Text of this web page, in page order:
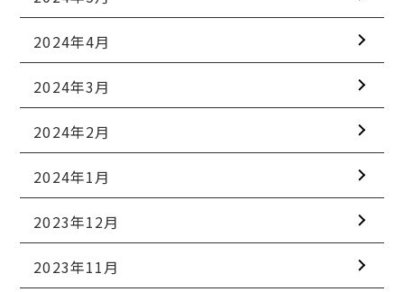
2024年4月
2024年3月
2024年2月
2024年1月
2023年12月
2023年11月